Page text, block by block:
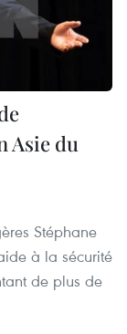
Asie du
Stéphane
à la sécurité
de plus de